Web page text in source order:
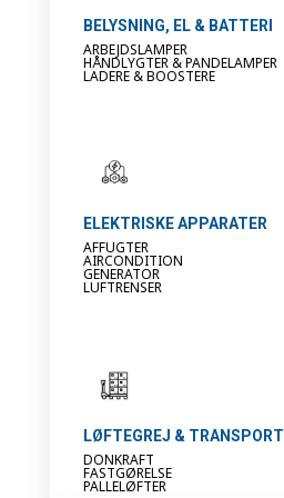
BELYSNING, EL & BATTERI
ARBEJDSLAMPER
HÅNDLYGTER & PANDELAMPER
LADERE & BOOSTERE
ELEKTRISKE APPARATER
AFFUGTER
AIRCONDITION
GENERATOR
LUFTRENSER
LØFTEGREJ & TRANSPORT
DONKRAFT
FASTGØRELSE
PALLELØFTER